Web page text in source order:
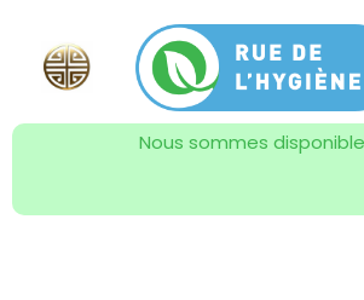
Nous sommes